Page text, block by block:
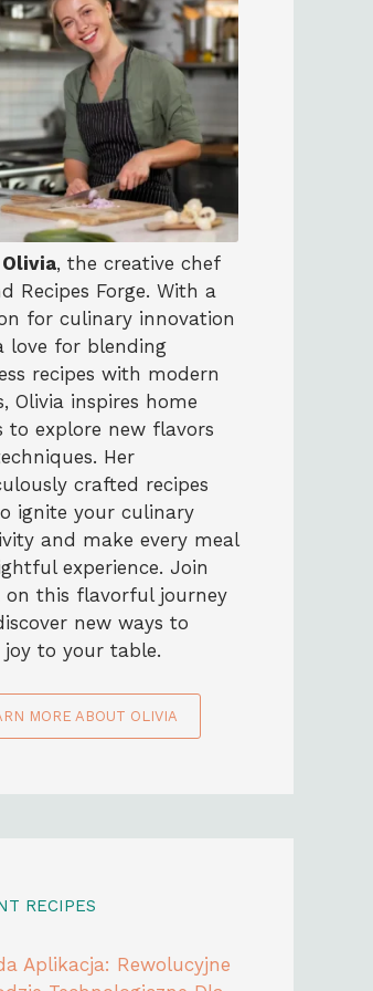
Olivia, the creative chef
Recipes Forge. With a
for culinary innovation
love for blending
recipes with modern
Olivia inspires home
to explore new flavors
Her
crafted recipes
ignite your culinary
and make every meal
experience. Join
on this flavorful journey
new ways to
joy to your table.
MORE ABOUT OLIVIA
RECIPES
Aplikacja: Rewolucyjne